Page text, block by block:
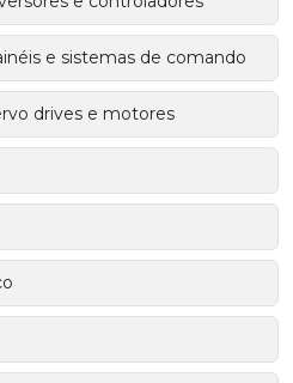
e sistemas de comando
drives e motores